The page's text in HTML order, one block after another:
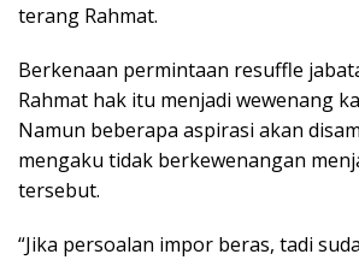
terang Rahmat.
Berkenaan permintaan resuffle
Rahmat hak itu menjadi wewenang
Namun beberapa aspirasi akan
mengaku tidak berkewenangan
tersebut.
“Jika persoalan impor beras, tadi